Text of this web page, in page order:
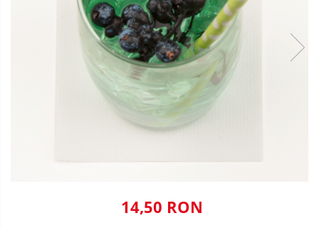
VALENTINE'S DAY /DRAGOBETE
TEMATICA CULINARA
IARNA-CRACIUN-REVELION
DECOR NEGRU
DECOR BEJ & MARO
DECOR NUNTA & LOGODNA
DECOR ANIVERSARI COPII14,50 RON